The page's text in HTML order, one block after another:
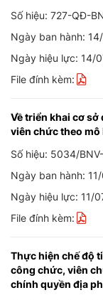
Số hiệu: 727-QĐ-
Ngày ban hành:
Ngày hiệu lực: 14/
File đính kèm:
Về triển khai cơ
viên chức theo
Số hiệu: 5034/
Ngày ban hành:
Ngày hiệu lực: 11/
File đính kèm:
Thực hiện chế độ
công chức, viên
chính quyền địa